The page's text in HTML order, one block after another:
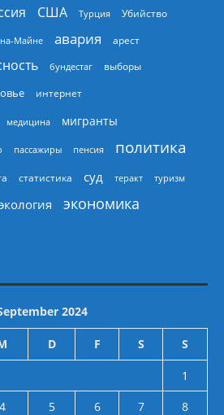
США Турция Убийство
Майне авария арест
бундестаг выборы
интернет
медицина
мигранты
пассажиры пенсия политика
статистика суд теракт туризм
экономика
2024
D F S S
1
4 5 6 7 8